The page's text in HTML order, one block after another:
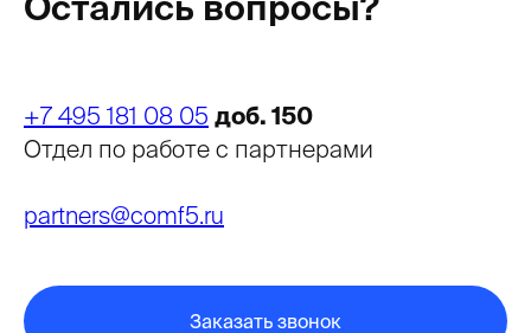
+7 495 181 08 05 доб. 150
Отдел по работе с партнерами
partners@comf5.ru
Заказать звонок